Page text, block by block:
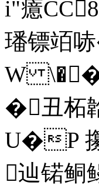
i"癔
璠镖竡
W
�丑柘
U�P
辿锘鲖